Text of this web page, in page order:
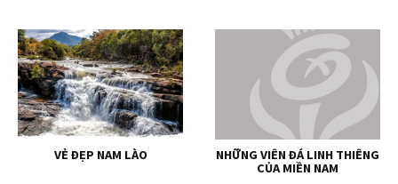
VẺ ĐẸP NAM LÀO
NHỮNG VIÊN ĐÁ LINH THIÊNG
CỦA MIỀN NAM